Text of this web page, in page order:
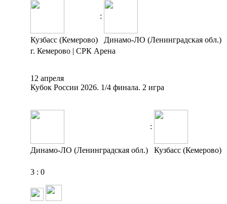
:
Кузбасс (Кемерово)
Динамо-ЛО (Ленинградская обл.)
г. Кемерово | СРК Арена
12 апреля
Кубок России 2026. 1/4 финала. 2 игра
:
Динамо-ЛО (Ленинградская обл.) Кузбасс (Кемерово)
3 : 0